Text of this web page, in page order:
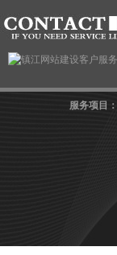
服务项目：